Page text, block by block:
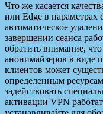
Что же касается
или Edge в параметрах
автоматическое
завершении сеанса
обратить внимание,
анонимайзеров в виде
клиентов может
определенным
задействовать
активации VPN